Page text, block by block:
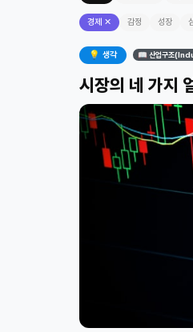
경제 ✕ 감정 성장
💡 생각 📖 산업구조
시장의 네 가지